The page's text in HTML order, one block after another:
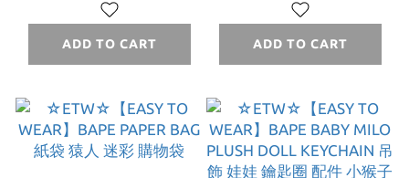
CRYSTAL STONE
SHARK FULL ZIP
HOODIE 迷彩 水
鑽 鯊魚 外套 女版
ADD TO CART
ALFREDO
MARTINEZ GUNS
EMBROIDERED
LEATHER
SHOULDER BAG
手槍 皮革 刺繡 側
ADD TO CART